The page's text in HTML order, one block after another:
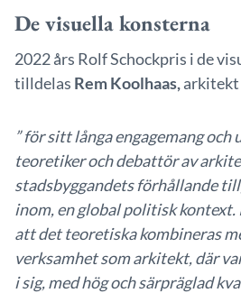
De visuella konsterna
2022 års Rolf Schockpris i de
tilldelas Rem Koolhaas,arkitekt
”för sitt långa engagemang och
teoretiker och debattör av
stadsbyggandets förhållande
inom, en global politisk
att det teoretiska kombineras
verksamhet som arkitekt, där
i sig, med hög och särpräglad